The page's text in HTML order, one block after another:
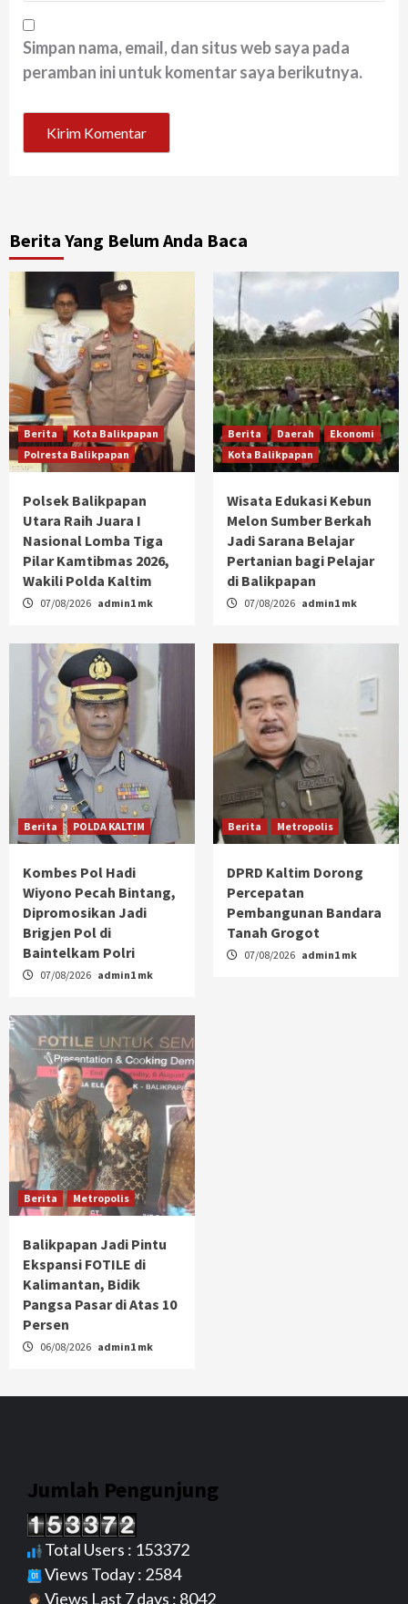
Simpan nama, email, dan situs web saya pada
peramban ini untuk komentar saya berikutnya.
Berita Yang Belum Anda Baca
Berita
Kota Balikpapan
Polresta Balikpapan
Polsek Balikpapan
Utara Raih Juara I
Nasional Lomba Tiga
Pilar Kamtibmas 2026,
Wakili Polda Kaltim
07/08/2026 admin1 mk
Berita Daerah
Ekonomi
Kota Balikpapan
Wisata Edukasi Kebun
Melon Sumber Berkah
Jadi Sarana Belajar
Pertanian bagi Pelajar
di Balikpapan
07/08/2026 admin1 mk
Berita POLDA KALTIM
Kombes Pol Hadi
Wiyono Pecah Bintang,
Dipromosikan Jadi
Brigjen Pol di
Baintelkam Polri
07/08/2026 admin1 mk
Berita Metropolis
DPRD Kaltim Dorong
Percepatan
Pembangunan Bandara
Tanah Grogot
07/08/2026 admin1 mk
Berita Metropolis
Balikpapan Jadi Pintu
Ekspansi FOTILE di
Kalimantan, Bidik
Pangsa Pasar di Atas 10
Persen
06/08/2026 admin1 mk
Jumlah Pengunjung
Total Users : 153372
Views Today : 2584
Views Last 7 days : 8042